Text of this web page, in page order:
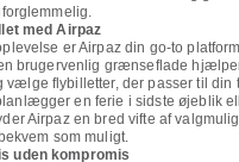
med Airpaz
er Airpaz din go-to
brugervenlig grænseflade
vælge flybilletter, der passer til din
en ferie i sidste øjeblik
Airpaz en bred vifte af
som muligt.
uden kompromis